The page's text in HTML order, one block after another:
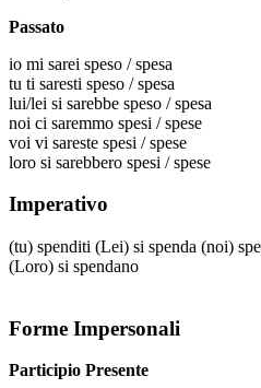
Passato
io mi sarei speso / spesa
tu ti saresti speso / spesa
lui/lei si sarebbe speso / spesa
noi ci saremmo spesi / spese
voi vi sareste spesi / spese
loro si sarebbero spesi / spese
Imperativo
(tu) spenditi (Lei) si spenda (noi)
(Loro) si spendano
Forme Impersonali
Participio Presente